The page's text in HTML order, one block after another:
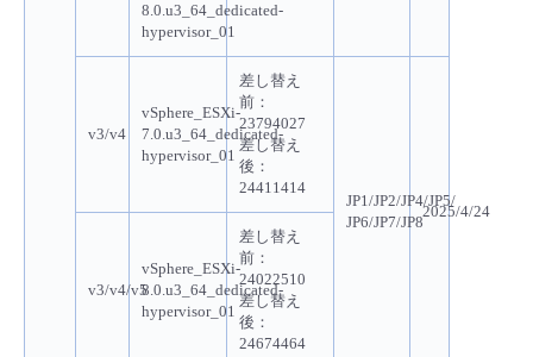
8.0.u3_64_dedicated-
hypervisor_01
v3/v4
vSphere_ESXi-
7.0.u3_64_dedicated-
hypervisor_01
差し替え
前：
23794027
差し替え
後：
24411414
JP1/JP2/JP4/JP5/
JP6/JP7/JP8
2025/4/24
v3/v4/v5
vSphere_ESXi-
8.0.u3_64_dedicated-
hypervisor_01
差し替え
前：
24022510
差し替え
後：
24674464